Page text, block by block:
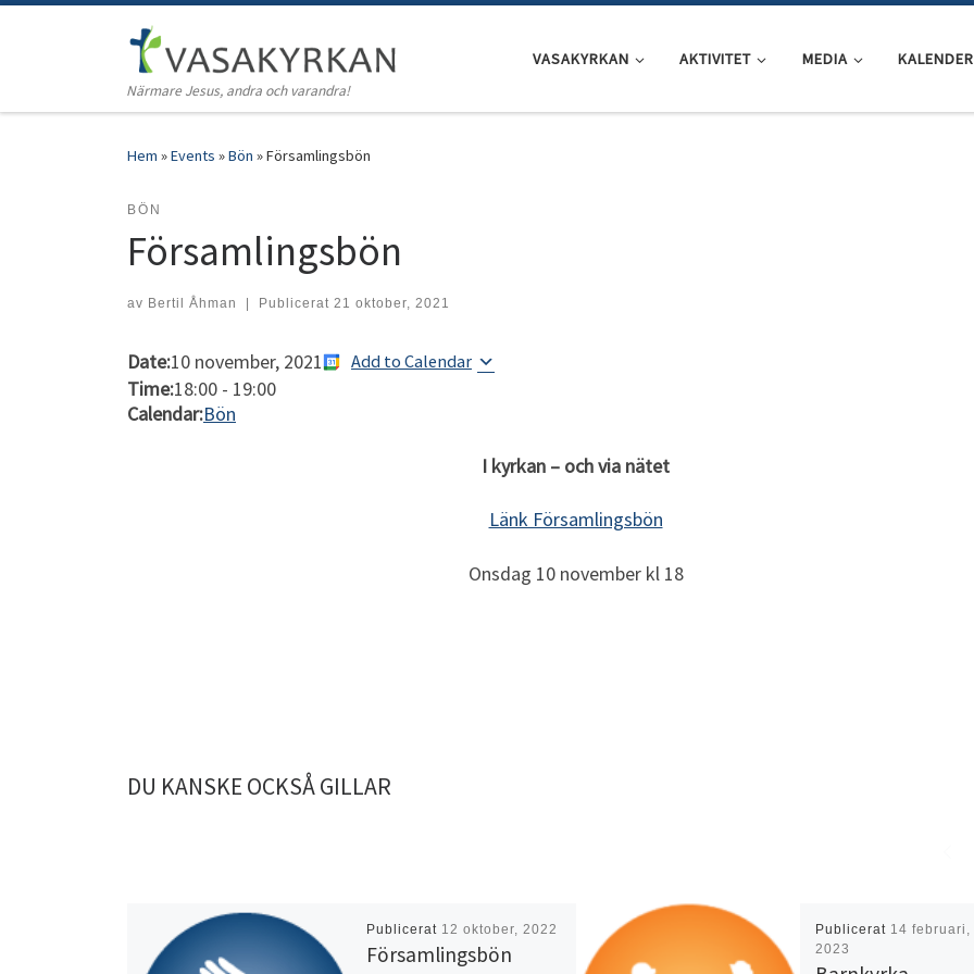
Hoppa till innehåll
Närmare Jesus, andra och varandra!
VASAKYRKAN AKTIVITET MEDIA KALENDER
Hem »Events »Bön »Församlingsbön
BÖN
Församlingsbön
av Bertil Åhman Publicerat 21 oktober, 2021
Date:10 november, 2021 Add to Calendar
Time:18:00 - 19:00
Calendar:Bön
I kyrkan – och via nätet
Länk Församlingsbön
Onsdag 10 november kl 18
DU KANSKE OCKSÅ GILLAR
Publicerat 12 oktober, 2022
Församlingsbön
Publicerat 14 februari,
2023